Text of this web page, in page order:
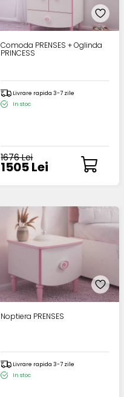
Comoda PRENSES + Oglinda
PRINCESS
Livrare rapida 3-7 zile
In stoc
1676 Lei
1505 Lei
Noptiera PRENSES
Livrare rapida 3-7 zile
In stoc